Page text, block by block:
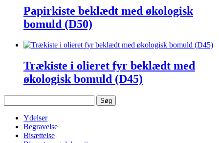
Papirkiste beklædt med økologisk
bomuld (D50)
Trækiste i olieret fyr beklædt med
økologisk bomuld (D45)
efter:
Ydelser
Begravelse
Bisættelse